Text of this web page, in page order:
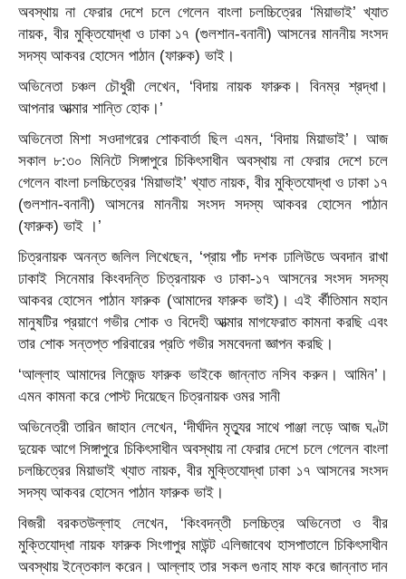
অবস্থায় না ফেরার দেশে চলে গেলেন বাংলা চলচ্চিত্রের ‘মিয়াভাই’ খ্যাত
নায়ক, বীর মুক্তিযোদ্ধা ও ঢাকা ১৭ (গুলশান-বনানী) আসনের মাননীয় সংসদ
সদস্য আকবর হোসেন পাঠান (ফারুক) ভাই।
অভিনেতা চঞ্চল চৌধুরী লেখেন, ‘বিদায় নায়ক ফারুক। বিনম্র শ্রদ্ধা।
আপনার আত্মার শান্তি হোক।’
অভিনেতা মিশা সওদাগরের শোকবার্তা ছিল এমন, ‘বিদায় মিয়াভাই’। আজ
সকাল ৮:৩০ মিনিটে সিঙ্গাপুরে চিকিৎসাধীন অবস্থায় না ফেরার দেশে চলে
গেলেন বাংলা চলচ্চিত্রের ‘মিয়াভাই’ খ্যাত নায়ক, বীর মুক্তিযোদ্ধা ও ঢাকা ১৭
(গুলশান-বনানী) আসনের মাননীয় সংসদ সদস্য আকবর হোসেন পাঠান
(ফারুক) ভাই ।’
চিত্রনায়ক অনন্ত জলিল লিখেছেন, ‘প্রায় পাঁচ দশক ঢালিউডে অবদান রাখা
ঢাকাই সিনেমার কিংবদন্তি চিত্রনায়ক ও ঢাকা-১৭ আসনের সংসদ সদস্য
আকবর হোসেন পাঠান ফারুক (আমাদের ফারুক ভাই)। এই র্কীতিমান মহান
মানুষটির প্রয়াণে গভীর শোক ও বিদেহী আত্মার মাগফেরাত কামনা করছি এবং
তার শোক সন্তপ্ত পরিবারের প্রতি গভীর সমবেদনা জ্ঞাপন করছি।
‘আল্লাহ আমাদের লিজেন্ড ফারুক ভাইকে জান্নাত নসিব করুন। আমিন’।
এমন কামনা করে পোস্ট দিয়েছেন চিত্রনায়ক ওমর সানী
অভিনেত্রী তারিন জাহান লেখেন, ‘দীর্ঘদিন মৃত্যুর সাথে পাঞ্জা লড়ে আজ ঘণ্টা
দুয়েক আগে সিঙ্গাপুরে চিকিৎসাধীন অবস্থায় না ফেরার দেশে চলে গেলেন বাংলা
চলচ্চিত্রের মিয়াভাই খ্যাত নায়ক, বীর মুক্তিযোদ্ধা ঢাকা ১৭ আসনের সংসদ
সদস্য আকবর হোসেন পাঠান ফারুক ভাই।
বিজরী বরকতউল্লাহ লেখেন, ‘কিংবদন্তী চলচ্চিত্র অভিনেতা ও বীর
মুক্তিযোদ্ধা নায়ক ফারুক সিংগাপুর মাউন্ট এলিজাবেথ হাসপাতালে চিকিৎসাধীন
অবস্থায় ইন্তেকাল করেন। আল্লাহ তার সকল গুনাহ মাফ করে জান্নাত দান